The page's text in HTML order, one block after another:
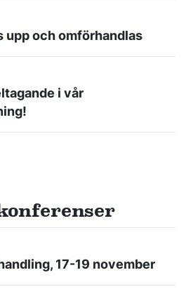
upp och omförhandlas
i vår
17-19 november